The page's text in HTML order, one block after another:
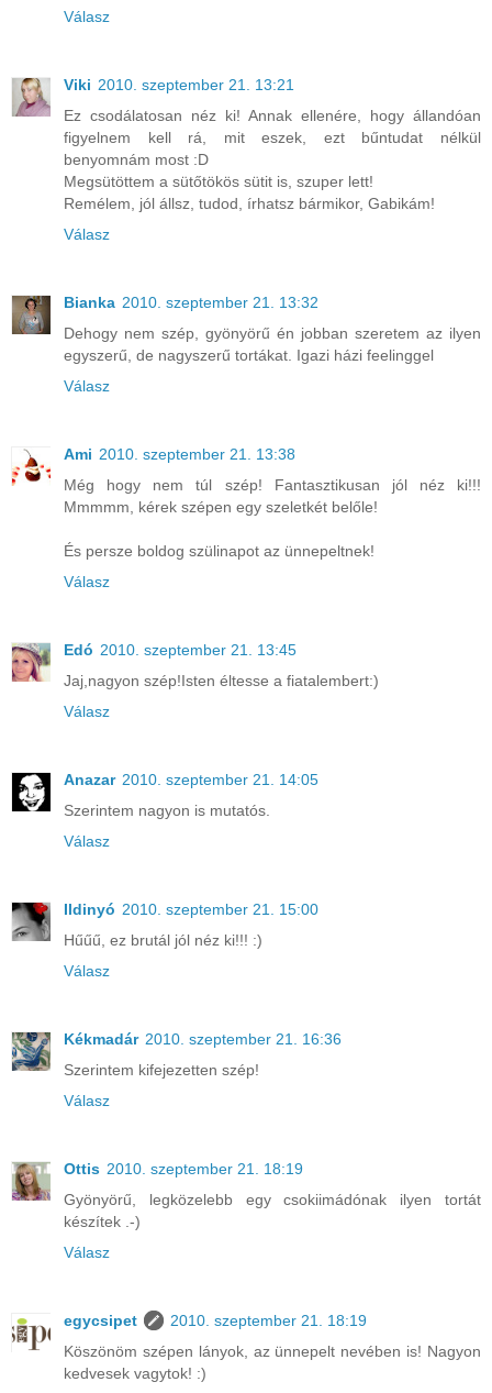
Válasz
Viki 2010. szeptember 21. 13:21
Ez csodálatosan néz ki! Annak ellenére, hogy állandóan
figyelnem kell rá, mit eszek, ezt bűntudat nélkül
benyomnám most :D
Megsütöttem a sütőtökös sütit is, szuper lett!
Remélem, jól állsz, tudod, írhatsz bármikor, Gabikám!
Válasz
Bianka 2010. szeptember 21. 13:32
Dehogy nem szép, gyönyörű én jobban szeretem az ilyen
egyszerű, de nagyszerű tortákat. Igazi házi feelinggel
Válasz
Ami 2010. szeptember 21. 13:38
Még hogy nem túl szép! Fantasztikusan jól néz ki!!!
Mmmmm, kérek szépen egy szeletkét belőle!
És persze boldog szülinapot az ünnepeltnek!
Válasz
Edó 2010. szeptember 21. 13:45
Jaj,nagyon szép!Isten éltesse a fiatalembert:)
Válasz
Anazar 2010. szeptember 21. 14:05
Szerintem nagyon is mutatós.
Válasz
Ildinyó 2010. szeptember 21. 15:00
Hűűű, ez brutál jól néz ki!!! :)
Válasz
Kékmadár 2010. szeptember 21. 16:36
Szerintem kifejezetten szép!
Válasz
Ottis 2010. szeptember 21. 18:19
Gyönyörű, legközelebb egy csokiimádónak ilyen tortát
készítek .-)
Válasz
egycsipet
2010. szeptember 21. 18:19
Köszönöm szépen lányok, az ünnepelt nevében is! Nagyon
kedvesek vagytok! :)